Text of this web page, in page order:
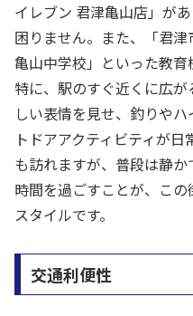
イレブン 君津亀山店」が
困りません。また、「君
亀山中学校」といった教育
特に、駅のすぐ近くに広
しい表情を見せ、釣りや
トドアアクティビティが
も訪れますが、普段は静
時間を過ごすことが、こ
スタイルです。
交通利便性